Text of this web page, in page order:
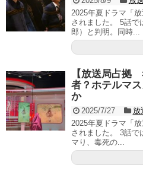
2025年夏ドラマ「
されました。 5話で
郎）と判明。同時...
【放送局占拠
者？ホテルマ
か
2025/7/27
放
2025年夏ドラマ「
されました。 3話で
マり、毒死の...